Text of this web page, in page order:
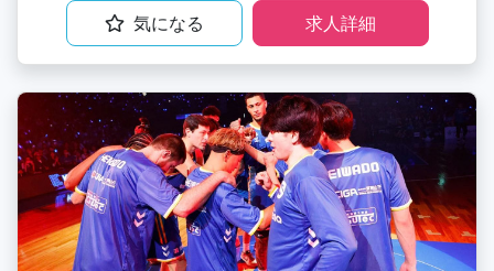
気になる 求人詳細